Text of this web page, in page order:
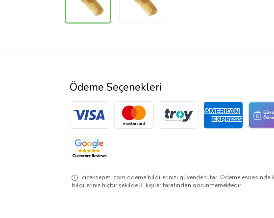
Ödeme Seçenekleri
ciceksepeti.com ödeme bilgilerinizi güvende tutar. Ödeme esnasında
bilgileriniz hiçbir şekilde 3. kişiler tarafından görünmemektedir.